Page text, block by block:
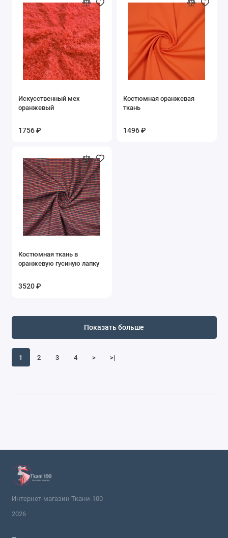
Искусственный мех
оранжевый
1756 ₽
Костюмная оранжевая
ткань
1496 ₽
Костюмная ткань в
оранжевую гусиную лапку
3520 ₽
1 2 3 4 > >|
Показать больше
Интернет-магазин Ткани-100
2026